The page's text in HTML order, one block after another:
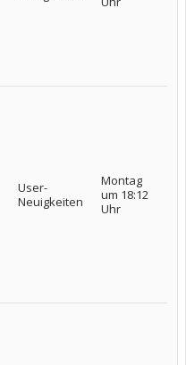
User-
Neuigkeiten
Montag
um 18:12
Uhr